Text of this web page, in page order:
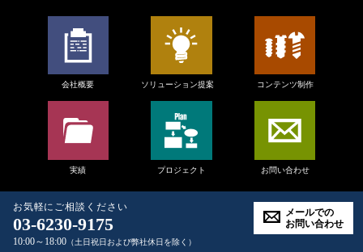
お気軽にご相談ください
03-6230-9175
10:00～18:00（土日祝日および弊社休日を除く）
メールでの
お問い合わせ
会社概要 ソリューション提案 コンテンツ制作
実績 プロジェクト お問い合わせ